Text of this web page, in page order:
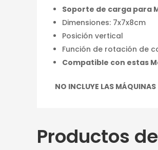
Soporte de carga para
Dimensiones: 7x7x8cm
Posición vertical
Función de rotación de
Compatible con estas
NO INCLUYE LAS MÁQUINAS
Productos